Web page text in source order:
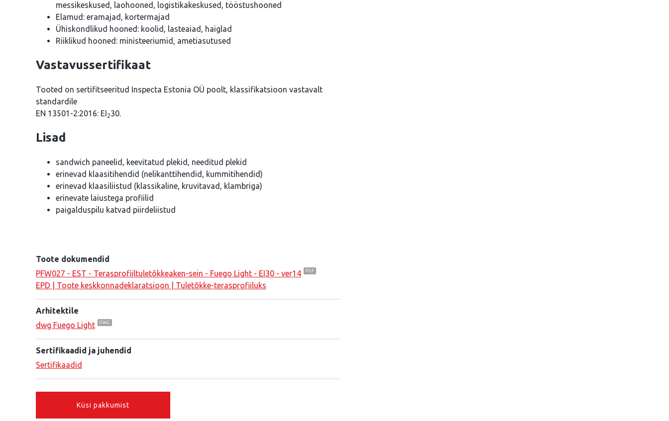
messikeskused, laohooned, logistikakeskused, tööstushooned
Elamud: eramajad, kortermajad
Ühiskondlikud hooned: koolid, lasteaiad, haiglad
Riiklikud hooned: ministeeriumid, ametiasutused
Vastavussertifikaat
Tooted on sertifitseeritud Inspecta Estonia OÜ poolt, klassifikatsioon vastavalt
standardile
EN 13501-2:2016: EI230.
Lisad
sandwich paneelid, keevitatud plekid, needitud plekid
erinevad klaasitihendid (nelikanttihendid, kummitihendid)
erinevad klaasiliistud (klassikaline, kruvitavad, klambriga)
erinevate laiustega profiilid
paigalduspilu katvad piirdeliistud
Toote dokumendid
PFW027 - EST - Terasprofiiltuletõkkeaken-sein - Fuego Light - EI30 - ver14
EPD | Toote keskkonnadeklaratsioon | Tuletõkke-terasprofiiluks
Arhitektile
dwg Fuego Light
Sertifikaadid ja juhendid
Sertifikaadid
Küsi pakkumist